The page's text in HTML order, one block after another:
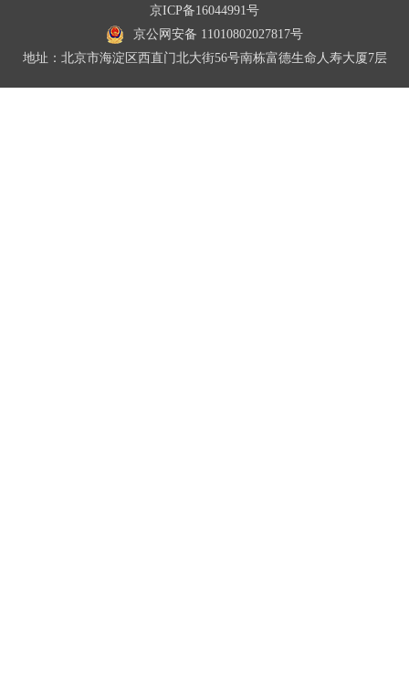
京ICP备16044991号
京公网安备 11010802027817号
地址：北京市海淀区西直门北大街56号南栋富德生命人寿大厦7层